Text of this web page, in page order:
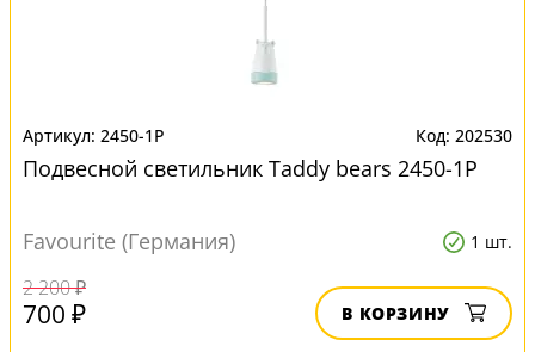
2450-1P 202530
Подвесной светильник Taddy bears 2450-1P
Favourite (Германия) 1 шт.
2 200 ₽
700 ₽ В КОРЗИНУ